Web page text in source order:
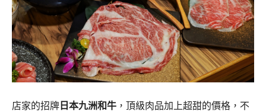
店家的招牌 日本九洲和牛 ，頂級肉品加上超甜的價格，不